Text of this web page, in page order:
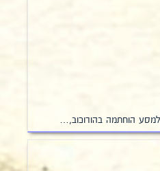
הוחתמה בהורוכוב,…